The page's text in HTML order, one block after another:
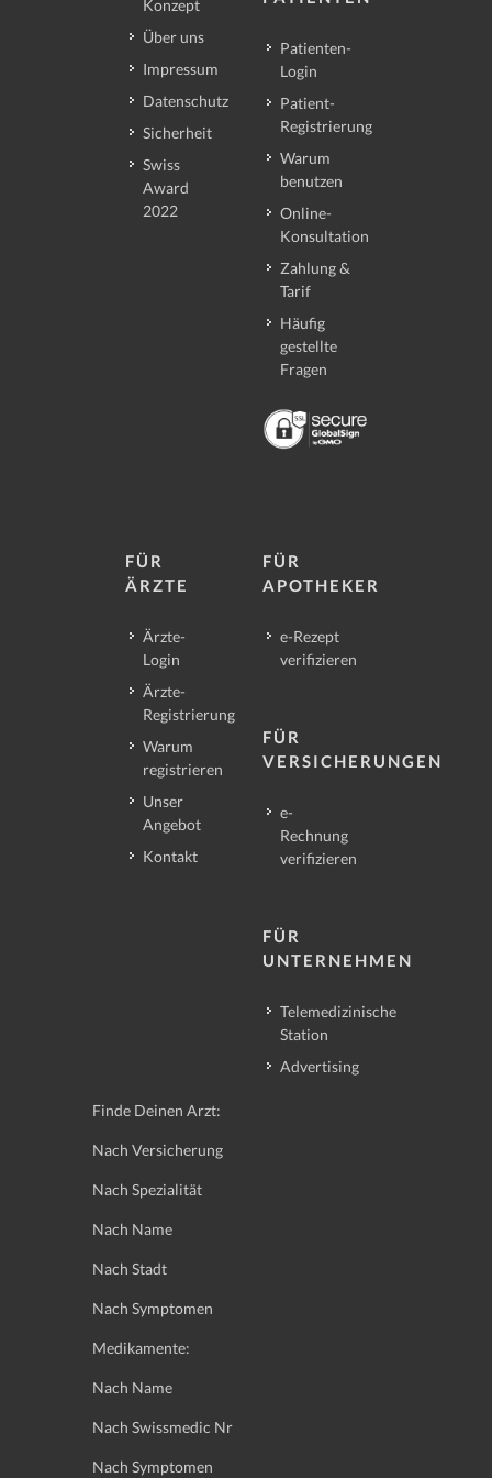
Konzept
Über uns
Impressum
Datenschutz
Sicherheit
Swiss
Award
2022
Patienten-
Login
Patient-
Registrierung
Warum
benutzen
Online-
Konsultation
Zahlung &
Tarif
Häufig
gestellte
Fragen
FÜR
ÄRZTE
Ärzte-
Login
Ärzte-
Registrierung
Warum
registrieren
Unser
Angebot
Kontakt
FÜR
APOTHEKER
e-Rezept
verifizieren
FÜR
VERSICHERUNGEN
e-
Rechnung
verifizieren
FÜR
UNTERNEHMEN
Telemedizinische
Station
Advertising
Finde Deinen Arzt:
Nach Versicherung
Nach Spezialität
Nach Name
Nach Stadt
Nach Symptomen
Medikamente:
Nach Name
Nach Swissmedic Nr
Nach Symptomen